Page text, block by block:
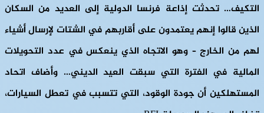
التكيف… تحدثت إذاعة فرنسا الدولية إلى العديد من السكان
الذين قالوا إنهم يعتمدون على أقاربهم في الشتات لإرسال أشياء
لهم من الخارج – وهو الاتجاه الذي ينعكس في عدد التحويلات
المالية في الفترة التي سبقت العيد الديني… وأضاف اتحاد
المستهلكين أن جودة الوقود، التي تتسبب في تعطل السيارات،